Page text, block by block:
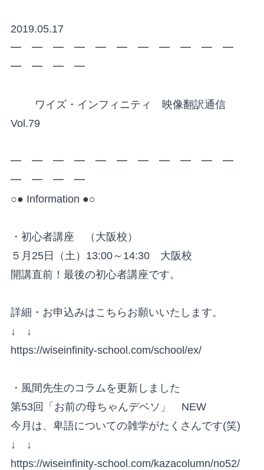
2019.05.17
━ ━ ━ ━ ━ ━ ━ ━ ━ ━ ━
━ ━ ━ ━
ワイズ・インフィニティ 映像翻訳通信
Vol.79
━ ━ ━ ━ ━ ━ ━ ━ ━ ━ ━
━ ━ ━ ━
○● Information ●○
・初心者講座 （大阪校）
５月25日（土）13:00～14:30 大阪校
開講直前！最後の初心者講座です。
詳細・お申込みはこちらお願いいたします。
↓ ↓
https://wiseinfinity-school.com/school/ex/
・風間先生のコラムを更新しました
第53回「お前の母ちゃんデベソ」 NEW
今月は、卑語についての雑学がたくさんです(笑)
↓ ↓
https://wiseinfinity-school.com/kazacolumn/no52/